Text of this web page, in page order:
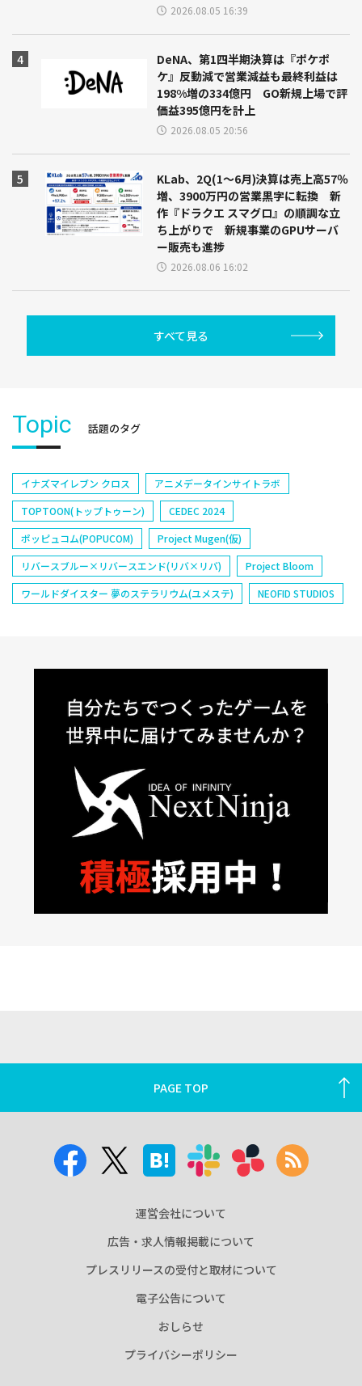
2026.08.05 16:39
DeNA、第1四半期決算は『ポケポ
ケ』反動減で営業減益も最終利益は
198%増の334億円 GO新規上場で評
価益395億円を計上
2026.08.05 20:56
KLab、2Q(1～6月)決算は売上高57％
増、3900万円の営業黒字に転換 新
作『ドラクエ スマグロ』の順調な立
ち上がりで 新規事業のGPUサーバ
ー販売も進捗
2026.08.06 16:02
すべて見る
Topic 話題のタグ
イナズマイレブン クロス
アニメデータインサイトラボ
TOPTOON(トップトゥーン)
CEDEC 2024
ポッピュコム(POPUCOM)
Project Mugen(仮)
リバースブルー×リバースエンド(リバ×リバ)
Project Bloom
ワールドダイスター 夢のステラリウム(ユメステ)
NEOFID STUDIOS
PAGE TOP
運営会社について
広告・求人情報掲載について
プレスリリースの受付と取材について
電子公告について
おしらせ
プライバシーポリシー